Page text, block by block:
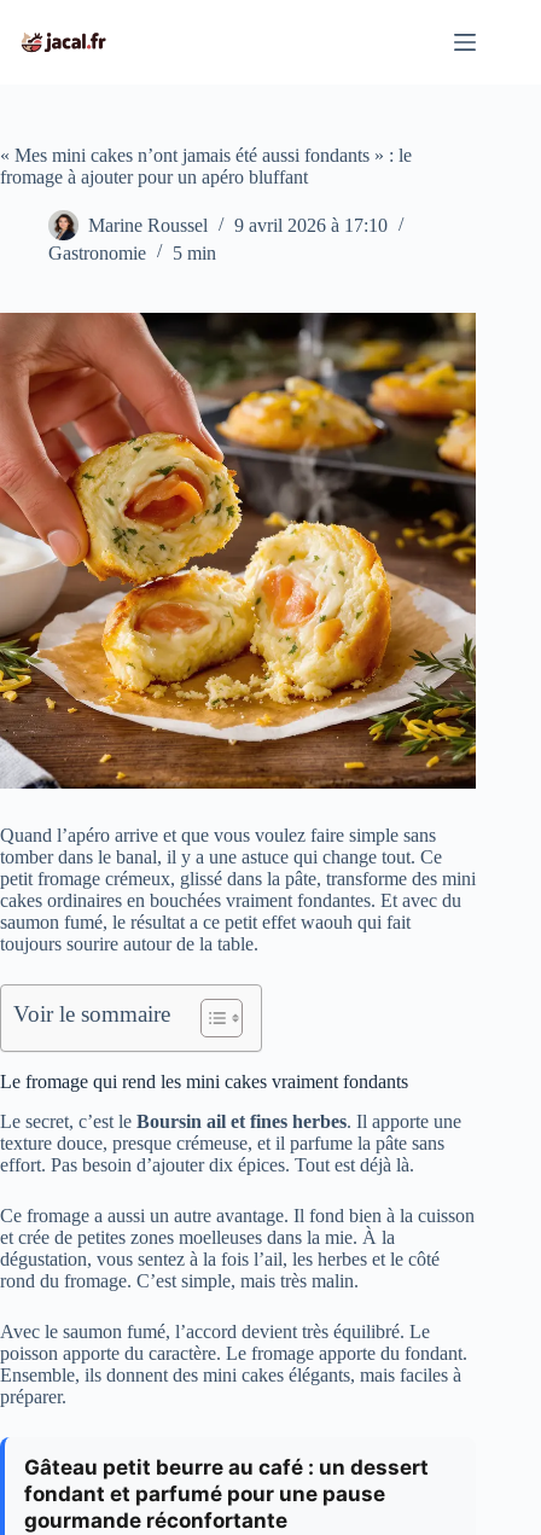
contenu
« Mes mini cakes n’ont jamais été aussi fondants » : le
fromage à ajouter pour un apéro bluffant
Marine Roussel
9 avril 2026 à 17:10
Gastronomie
5 min
Quand l’apéro arrive et que vous voulez faire simple sans
tomber dans le banal, il y a une astuce qui change tout. Ce
petit fromage crémeux, glissé dans la pâte, transforme des mini
cakes ordinaires en bouchées vraiment fondantes. Et avec du
saumon fumé, le résultat a ce petit effet waouh qui fait
toujours sourire autour de la table.
Voir le sommaire
Le fromage qui rend les mini cakes vraiment fondants
Le secret, c’est le Boursin ail et fines herbes. Il apporte une
texture douce, presque crémeuse, et il parfume la pâte sans
effort. Pas besoin d’ajouter dix épices. Tout est déjà là.
Ce fromage a aussi un autre avantage. Il fond bien à la cuisson
et crée de petites zones moelleuses dans la mie. À la
dégustation, vous sentez à la fois l’ail, les herbes et le côté
rond du fromage. C’est simple, mais très malin.
Avec le saumon fumé, l’accord devient très équilibré. Le
poisson apporte du caractère. Le fromage apporte du fondant.
Ensemble, ils donnent des mini cakes élégants, mais faciles à
préparer.
Gâteau petit beurre au café : un dessert
fondant et parfumé pour une pause
gourmande réconfortante